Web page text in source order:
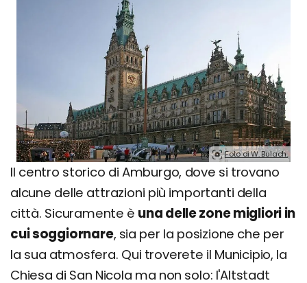
Foto di W. Bulach.
Il centro storico di Amburgo, dove si trovano
alcune delle attrazioni più importanti della
città. Sicuramente è una delle zone migliori in
cui soggiornare, sia per la posizione che per
la sua atmosfera. Qui troverete il Municipio, la
Chiesa di San Nicola ma non solo: l'Altstadt